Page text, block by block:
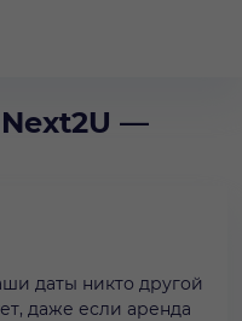
—
даты никто другой
даже если аренда